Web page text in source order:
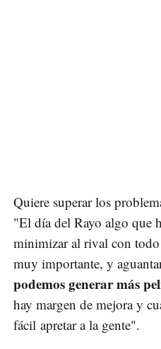
Quiere superar los
"El día del Rayo algo que
minimizar al rival con
muy importante, y
podemos generar más
hay margen de mejora y
fácil apretar a la gente".